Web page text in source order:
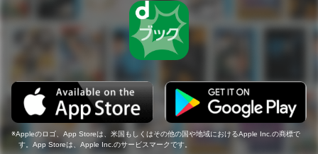
Appleのロゴ、App Storeは、米国もしくはその他の国や地域におけるApple Inc.の商標で
す。App Storeは、Apple Inc.のサービスマークです。